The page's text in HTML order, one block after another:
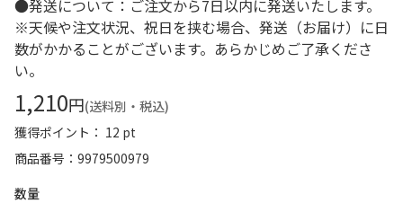
●発送について：ご注文から7日以内に発送いたします。
※天候や注文状況、祝日を挟む場合、発送（お届け）に日
数がかかることがございます。あらかじめご了承くださ
い。
1,210円(送料別・税込)
獲得ポイント： 12 pt
商品番号
9979500979
数量